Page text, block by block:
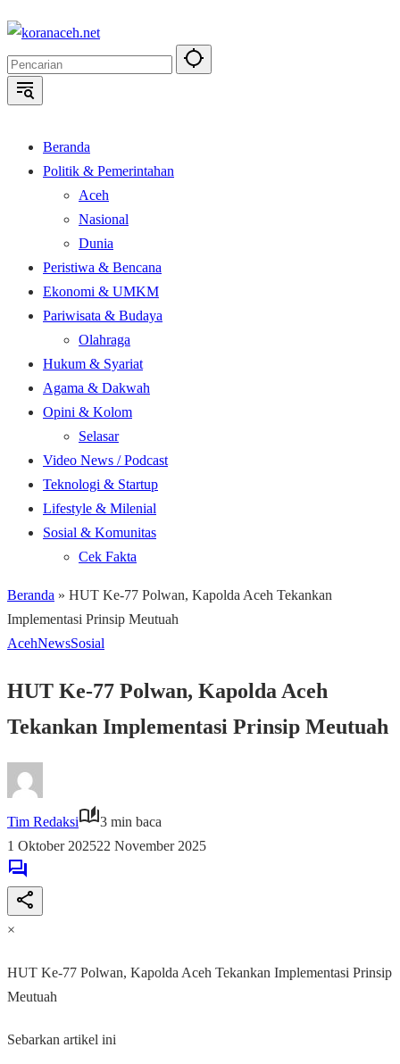
Langsung
konten
Beranda
Politik & Pemerintahan
Aceh
Nasional
Dunia
Peristiwa & Bencana
Ekonomi & UMKM
Pariwisata & Budaya
Olahraga
Hukum & Syariat
Agama & Dakwah
Opini & Kolom
Selasar
Video News / Podcast
Teknologi & Startup
Lifestyle & Milenial
Sosial & Komunitas
Cek Fakta
Beranda » HUT Ke-77 Polwan, Kapolda Aceh Tekankan
Implementasi Prinsip Meutuah
AcehNewsSosial
HUT Ke-77 Polwan, Kapolda Aceh
Tekankan Implementasi Prinsip Meutuah
Tim Redaksi
3 min baca
1 Oktober 202522 November 2025
×
HUT Ke-77 Polwan, Kapolda Aceh Tekankan Implementasi Prinsip
Meutuah
Sebarkan artikel ini